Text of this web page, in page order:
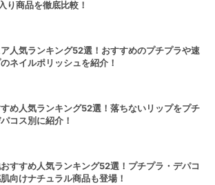
り商品を徹底比較！
人気ランキング52選！おすすめのプチプラや速
ネイルポリッシュを紹介！
め人気ランキング52選！落ちないリップをプチ
コス別に紹介！
すすめ人気ランキング52選！プチプラ・デパコ
向けナチュラル商品も登場！